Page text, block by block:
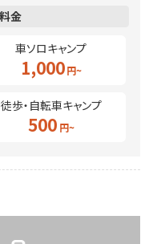
車ソロキャンプ
1,000
徒歩・自転車キャンプ
500